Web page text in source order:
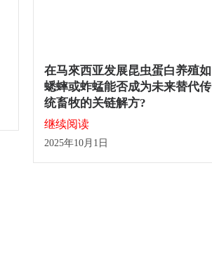
在马來西亚发展昆虫蛋白养殖如
蟋蟀或蚱蜢能否成为未来替代传
统畜牧的关链解方?
继续阅读
2025年10月1日